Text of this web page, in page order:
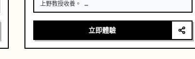
上野教授收養。 …
立即體驗